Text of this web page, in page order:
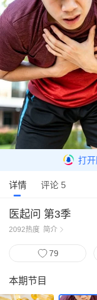
打
详情 评论 5
医起问 第3季
2092热度 简介
79
本期节目